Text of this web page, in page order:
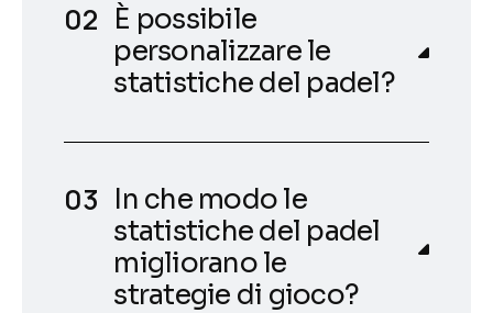
È possibile
personalizzare le
statistiche del padel?
In che modo le
statistiche del padel
migliorano le
strategie di gioco?